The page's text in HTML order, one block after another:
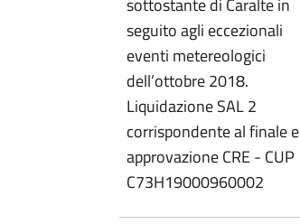
sottostante di Caralte in
seguito agli eccezionali
eventi metereologici
dell’ottobre 2018.
Liquidazione SAL 2
corrispondente al finale e
approvazione CRE - CUP
C73H19000960002